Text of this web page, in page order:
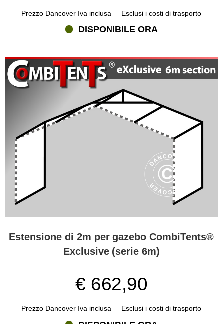
Prezzo Dancover Iva inclusa Esclusi i costi di trasporto
DISPONIBILE ORA
Estensione di 2m per gazebo CombiTents®
Exclusive (serie 6m)
€ 662,90
Prezzo Dancover Iva inclusa Esclusi i costi di trasporto